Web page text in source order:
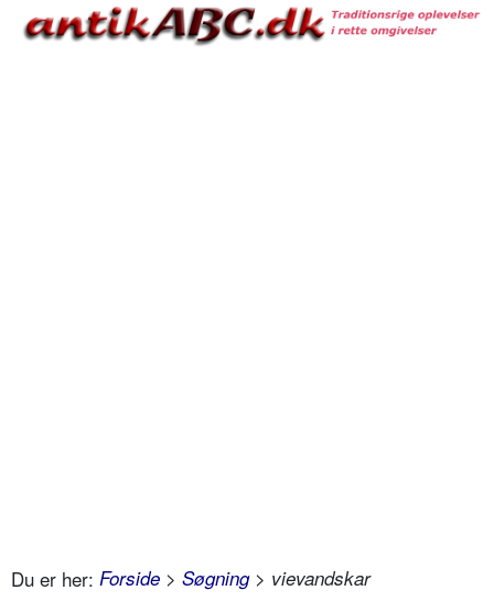
Du er her: Forside > Søgning> vievandskar